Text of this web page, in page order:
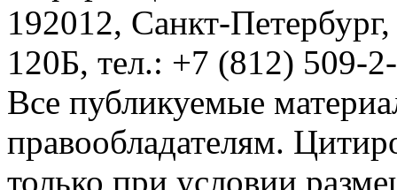
192012, Санкт-
120Б, тел.: +7 (812) 509-
Все публикуемые
правообладателям.
только при условии